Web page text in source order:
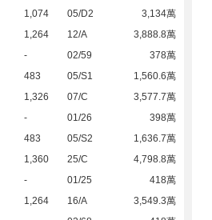
1,074 05/D2
3,134萬
1,264 12/A
3,888.8萬
- 02/59
378萬
483 05/S1
1,560.6萬
1,326 07/C
3,577.7萬
- 01/26
398萬
483 05/S2
1,636.7萬
1,360 25/C
4,798.8萬
- 01/25
418萬
1,264 16/A
3,549.3萬